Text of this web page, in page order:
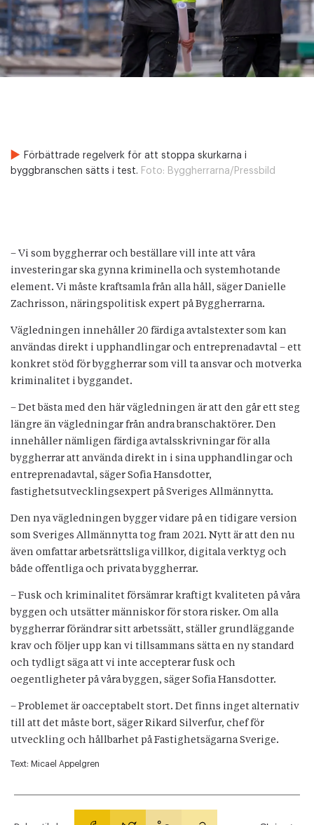
Förbättrade regelverk för att stoppa skurkarna i
byggbranschen sätts i test. Foto: Byggherrarna/Pressbild
– Vi som byggherrar och beställare vill inte att våra
investeringar ska gynna kriminella och systemhotande
element. Vi måste kraftsamla från alla håll, säger Danielle
Zachrisson, näringspolitisk expert på Byggherrarna.
Vägledningen innehåller 20 färdiga avtalstexter som kan
användas direkt i upphandlingar och entreprenadavtal – ett
konkret stöd för byggherrar som vill ta ansvar och motverka
kriminalitet i byggandet.
– Det bästa med den här vägledningen är att den går ett steg
längre än vägledningar från andra branschaktörer. Den
innehåller nämligen färdiga avtalsskrivningar för alla
byggherrar att använda direkt in i sina upphandlingar och
entreprenadavtal, säger Sofia Hansdotter,
fastighetsutvecklingsexpert på Sveriges Allmännytta.
Den nya vägledningen bygger vidare på en tidigare version
som Sveriges Allmännytta tog fram 2021. Nytt är att den nu
även omfattar arbetsrättsliga villkor, digitala verktyg och
både offentliga och privata byggherrar.
– Fusk och kriminalitet försämrar kraftigt kvaliteten på våra
byggen och utsätter människor för stora risker. Om alla
byggherrar förändrar sitt arbetssätt, ställer grundläggande
krav och följer upp kan vi tillsammans sätta en ny standard
och tydligt säga att vi inte accepterar fusk och
oegentligheter på våra byggen, säger Sofia Hansdotter.
– Problemet är oacceptabelt stort. Det finns inget alternativ
till att det måste bort, säger Rikard Silverfur, chef för
utveckling och hållbarhet på Fastighetsägarna Sverige.
Text: Micael Appelgren